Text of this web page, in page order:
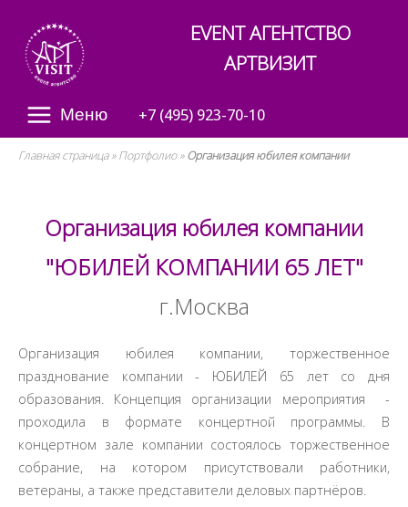
content
Home
EVENT АГЕНТСТВО
АРТВИЗИТ
Меню Menu+7 (495) 923-70-10
Главная страница»Портфолио»Организация юбилея компании
Организация юбилея компании
"ЮБИЛЕЙ КОМПАНИИ 65 ЛЕТ"
г.Москва
Организация юбилея компании, торжественное
празднование компании - ЮБИЛЕЙ 65 лет со дня
образования. Концепция организации мероприятия -
проходила в формате концертной программы. В
концертном зале компании состоялось торжественное
собрание, на котором присутствовали работники,
ветераны, а также представители деловых партнёров.